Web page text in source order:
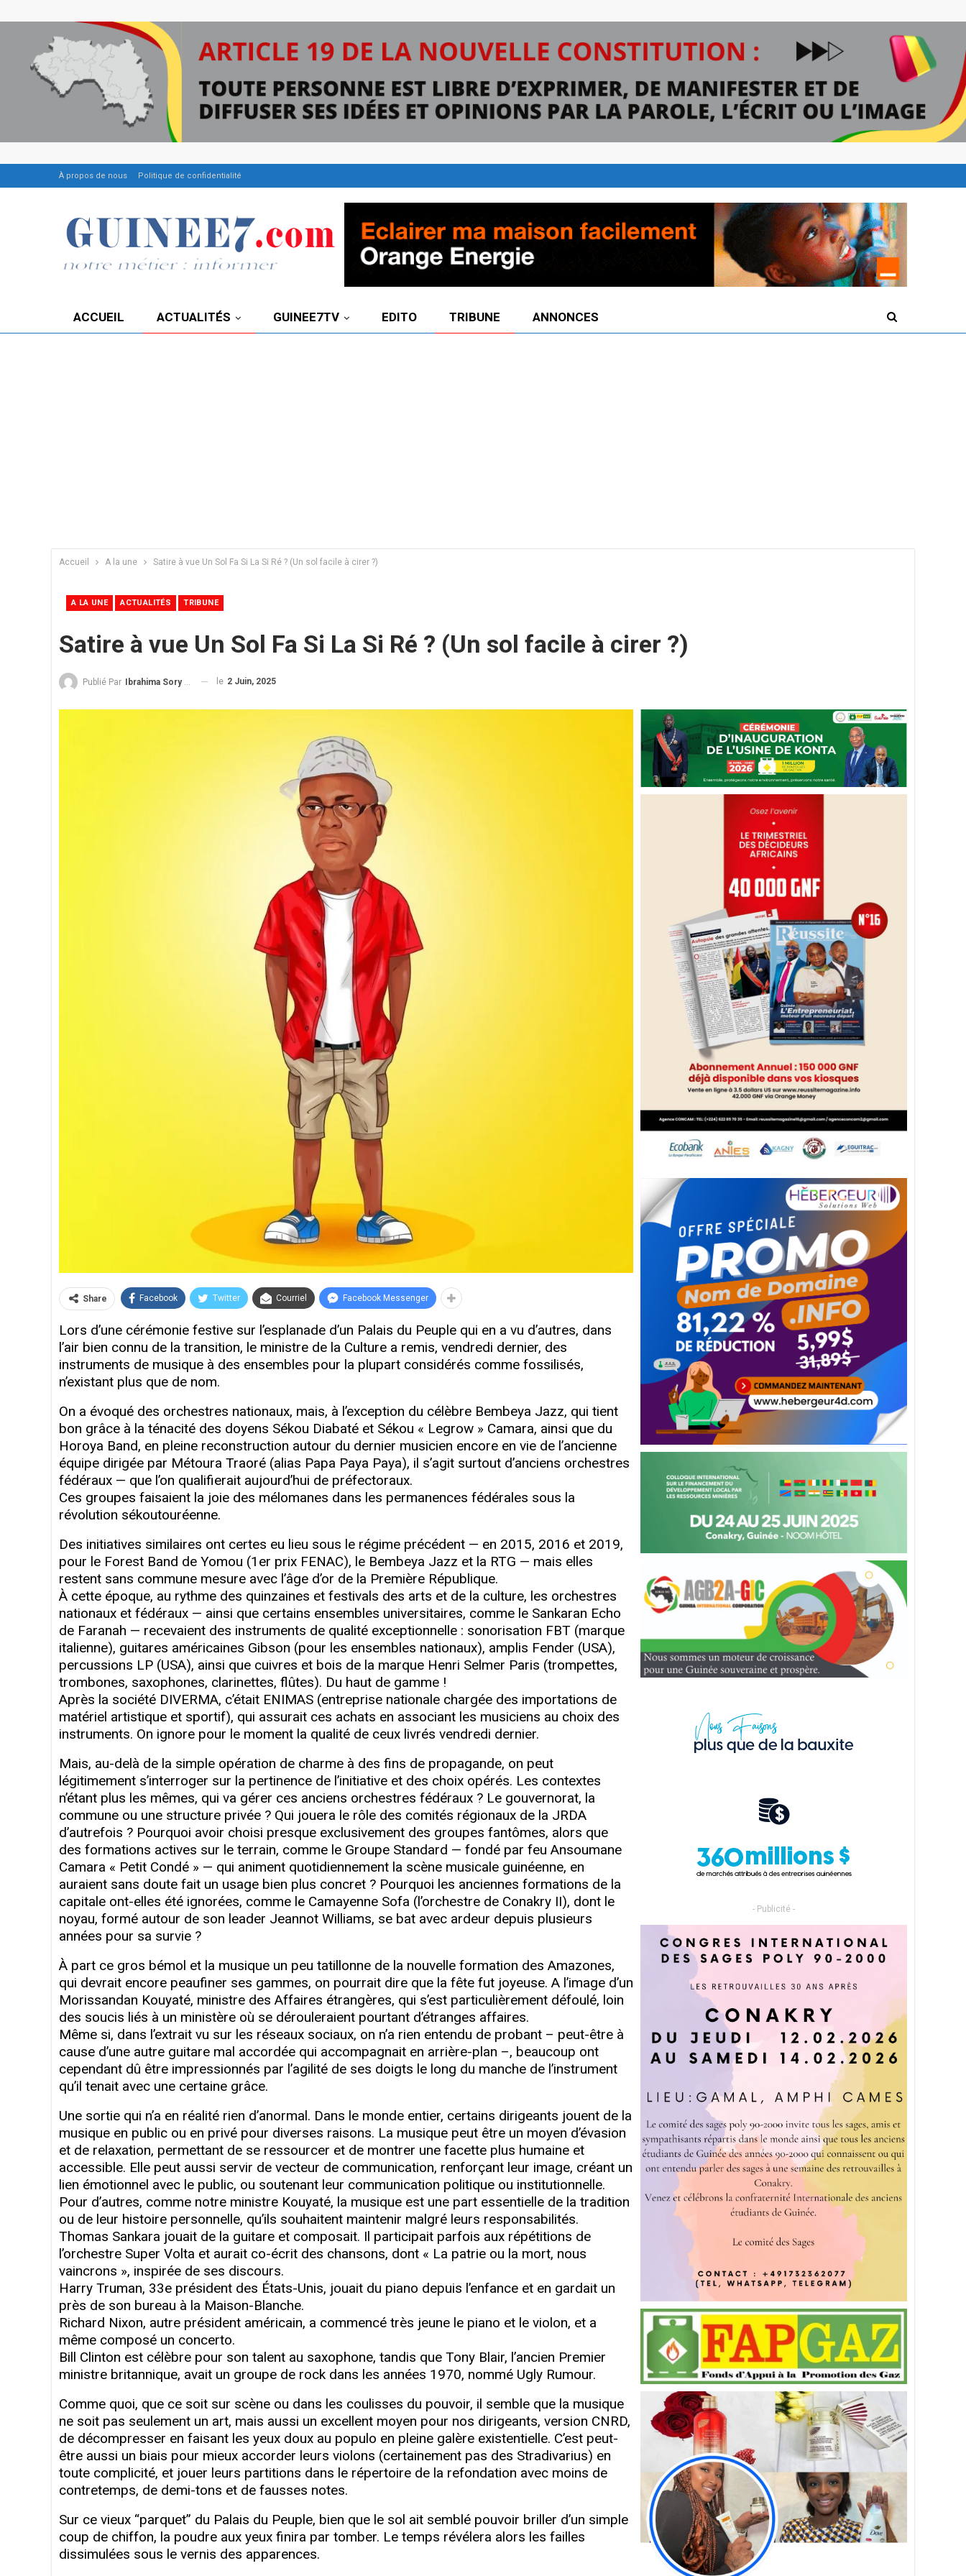
À propos de nous Politique de confidentialité
ACCUEIL ACTUALITÉS GUINEE7TV EDITO TRIBUNE ANNONCES
Accueil A la une Satire à vue Un Sol Fa Si La Si Ré ? (Un sol facile à cirer ?)
A LA UNE ACTUALITÉS TRIBUNE
Satire à vue Un Sol Fa Si La Si Ré ? (Un sol facile à cirer ?)
Publié Par Ibrahima Sory Diallo le 2 Juin, 2025
Share Facebook Twitter Courriel Facebook Messenger
Lors d’une cérémonie festive sur l’esplanade d’un Palais du Peuple qui en a vu d’autres, dans
l’air bien connu de la transition, le ministre de la Culture a remis, vendredi dernier, des
instruments de musique à des ensembles pour la plupart considérés comme fossilisés,
n’existant plus que de nom.
On a évoqué des orchestres nationaux, mais, à l’exception du célèbre Bembeya Jazz, qui tient
bon grâce à la ténacité des doyens Sékou Diabaté et Sékou « Legrow » Camara, ainsi que du
Horoya Band, en pleine reconstruction autour du dernier musicien encore en vie de l’ancienne
équipe dirigée par Métoura Traoré (alias Papa Paya Paya), il s’agit surtout d’anciens orchestres
fédéraux — que l’on qualifierait aujourd’hui de préfectoraux.
Ces groupes faisaient la joie des mélomanes dans les permanences fédérales sous la
révolution sékoutouréenne.
Des initiatives similaires ont certes eu lieu sous le régime précédent — en 2015, 2016 et 2019,
pour le Forest Band de Yomou (1er prix FENAC), le Bembeya Jazz et la RTG — mais elles
restent sans commune mesure avec l’âge d’or de la Première République.
À cette époque, au rythme des quinzaines et festivals des arts et de la culture, les orchestres
nationaux et fédéraux — ainsi que certains ensembles universitaires, comme le Sankaran Echo
de Faranah — recevaient des instruments de qualité exceptionnelle : sonorisation FBT (marque
italienne), guitares américaines Gibson (pour les ensembles nationaux), amplis Fender (USA),
percussions LP (USA), ainsi que cuivres et bois de la marque Henri Selmer Paris (trompettes,
trombones, saxophones, clarinettes, flûtes). Du haut de gamme !
Après la société DIVERMA, c’était ENIMAS (entreprise nationale chargée des importations de
matériel artistique et sportif), qui assurait ces achats en associant les musiciens au choix des
instruments. On ignore pour le moment la qualité de ceux livrés vendredi dernier.
Mais, au-delà de la simple opération de charme à des fins de propagande, on peut
légitimement s’interroger sur la pertinence de l’initiative et des choix opérés. Les contextes
n’étant plus les mêmes, qui va gérer ces anciens orchestres fédéraux ? Le gouvernorat, la
commune ou une structure privée ? Qui jouera le rôle des comités régionaux de la JRDA
d’autrefois ? Pourquoi avoir choisi presque exclusivement des groupes fantômes, alors que
des formations actives sur le terrain, comme le Groupe Standard — fondé par feu Ansoumane
Camara « Petit Condé » — qui animent quotidiennement la scène musicale guinéenne, en
auraient sans doute fait un usage bien plus concret ? Pourquoi les anciennes formations de la
capitale ont-elles été ignorées, comme le Camayenne Sofa (l’orchestre de Conakry II), dont le
noyau, formé autour de son leader Jeannot Williams, se bat avec ardeur depuis plusieurs
années pour sa survie ?
À part ce gros bémol et la musique un peu tatillonne de la nouvelle formation des Amazones,
qui devrait encore peaufiner ses gammes, on pourrait dire que la fête fut joyeuse. A l’image d’un
Morissandan Kouyaté, ministre des Affaires étrangères, qui s’est particulièrement défoulé, loin
des soucis liés à un ministère où se dérouleraient pourtant d’étranges affaires.
Même si, dans l’extrait vu sur les réseaux sociaux, on n’a rien entendu de probant – peut-être à
cause d’une autre guitare mal accordée qui accompagnait en arrière-plan –, beaucoup ont
cependant dû être impressionnés par l’agilité de ses doigts le long du manche de l’instrument
qu’il tenait avec une certaine grâce.
Une sortie qui n’a en réalité rien d’anormal. Dans le monde entier, certains dirigeants jouent de la
musique en public ou en privé pour diverses raisons. La musique peut être un moyen d’évasion
et de relaxation, permettant de se ressourcer et de montrer une facette plus humaine et
accessible. Elle peut aussi servir de vecteur de communication, renforçant leur image, créant un
lien émotionnel avec le public, ou soutenant leur communication politique ou institutionnelle.
Pour d’autres, comme notre ministre Kouyaté, la musique est une part essentielle de la tradition
ou de leur histoire personnelle, qu’ils souhaitent maintenir malgré leurs responsabilités.
Thomas Sankara jouait de la guitare et composait. Il participait parfois aux répétitions de
l’orchestre Super Volta et aurait co-écrit des chansons, dont « La patrie ou la mort, nous
vaincrons », inspirée de ses discours.
Harry Truman, 33e président des États-Unis, jouait du piano depuis l’enfance et en gardait un
près de son bureau à la Maison-Blanche.
Richard Nixon, autre président américain, a commencé très jeune le piano et le violon, et a
même composé un concerto.
Bill Clinton est célèbre pour son talent au saxophone, tandis que Tony Blair, l’ancien Premier
ministre britannique, avait un groupe de rock dans les années 1970, nommé Ugly Rumour.
Comme quoi, que ce soit sur scène ou dans les coulisses du pouvoir, il semble que la musique
ne soit pas seulement un art, mais aussi un excellent moyen pour nos dirigeants, version CNRD,
de décompresser en faisant les yeux doux au populo en pleine galère existentielle. C’est peut-
être aussi un biais pour mieux accorder leurs violons (certainement pas des Stradivarius) en
toute complicité, et jouer leurs partitions dans le répertoire de la refondation avec moins de
contretemps, de demi-tons et de fausses notes.
Sur ce vieux “parquet” du Palais du Peuple, bien que le sol ait semblé pouvoir briller d’un simple
coup de chiffon, la poudre aux yeux finira par tomber. Le temps révélera alors les failles
dissimulées sous le vernis des apparences.
- Publicité -